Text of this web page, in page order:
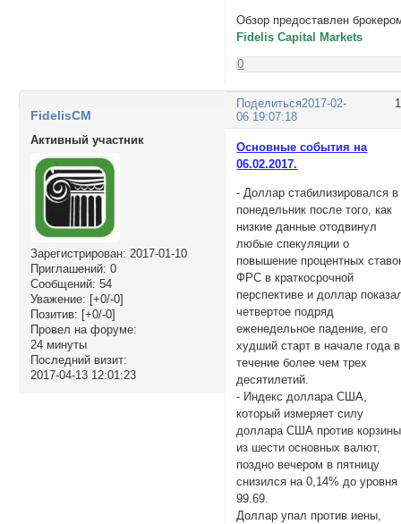
Обзор предоставлен
Fidelis Capital Markets
0
Поделиться2017-02-
06 19:07:18
FidelisCM
Активный участник
Зарегистрирован: 2017-01-10
Приглашений: 0
Сообщений: 54
Уважение: [+0/-0]
Позитив: [+0/-0]
Провел на форуме:
24 минуты
Последний визит:
2017-04-13 12:01:23
Основные события на
06.02.2017.
- Доллар стабилизировался в
понедельник после того, как
низкие данные отодвинул
любые спекуляции о
повышение процентных
ФРС в краткосрочной
перспективе и доллар
четвертое подряд
еженедельное падение, его
худший старт в начале года в
течение более чем трех
десятилетий.
- Индекс доллара США,
который измеряет силу
доллара США против корзины
из шести основных валют,
поздно вечером в пятницу
снизился на 0,14% до уровня
99.69.
Доллар упал против иены,